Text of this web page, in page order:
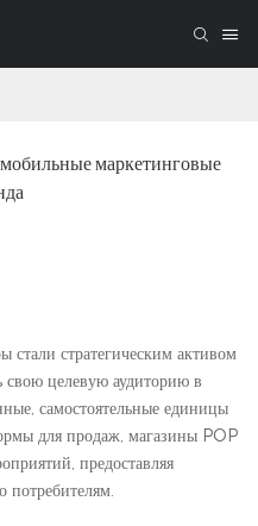
маркетинговые
стали стратегическим активом
свою целевую аудиторию в
самостоятельные единицы
для продаж, магазины POP
предоставляя
потребителям.